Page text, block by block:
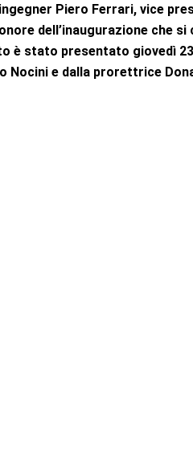
Piero Ferrari, vice
dell’inaugurazione che
è stato presentato giovedì
Nocini e dalla prorettrice